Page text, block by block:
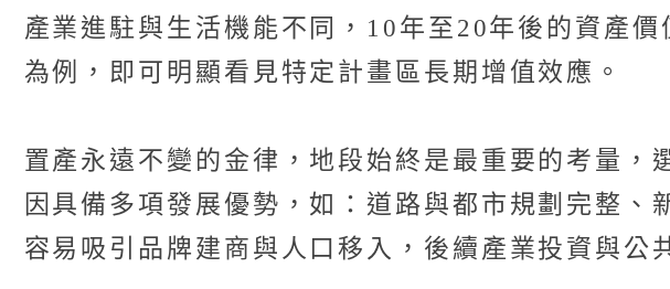
產業進駐與生活機能不同，10年至20年後的資產
為例，即可明顯看見特定計畫區長期增值效應。
置產永遠不變的金律，地段始終是最重要的考量，
因具備多項發展優勢，如：道路與都市規劃完整
容易吸引品牌建商與人口移入，後續產業投資與公